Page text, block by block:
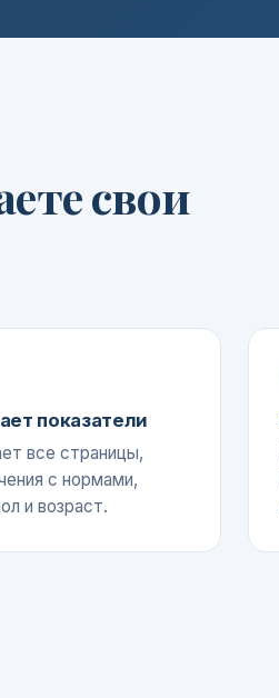
свои
показатели
все страницы,
с нормами,
и возраст.